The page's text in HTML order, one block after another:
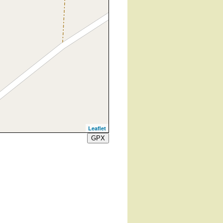
Leaflet
GPX